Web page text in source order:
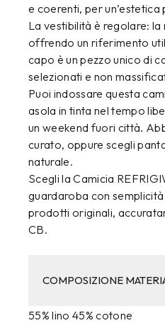
e coerenti, per un’estetica
La vestibilità è regolare: la
offrendo un riferimento
capo è un pezzo unico di
selezionati e non
Puoi indossare questa
asola in tinta nel tempo
un weekend fuori città.
curato, oppure scegli
naturale.
Scegli la Camicia
guardaroba con
prodotti originali,
CB.
COMPOSIZIONE
55% lino 45% cotone